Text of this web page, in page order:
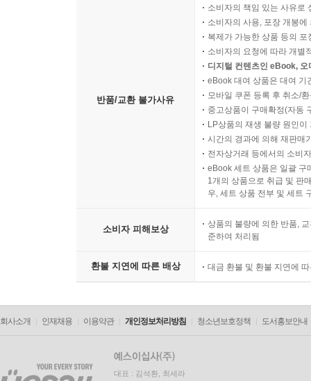
반품/교환 불가사유
소비자의 책임 있는 사유로
소비자의 사용, 포장 개봉
복제가 가능한 상품 등의
소비자의 요청에 따라 개별
디지털 컨텐츠인 eBook,
eBook 대여 상품은 대여 기
모바일 쿠폰 등록 후 취소/
중고상품이 구매확정(자동
LP상품의 재생 불량 원인
시간의 경과에 의해 재판매
전자상거래 등에서의 소비
eBook 세트 상품은 일괄 구
1개의 상품으로 취급 및 판
우, 세트 상품 전부 및 세트
소비자 피해보상
상품의 불량에 의한 반품,
준하여 처리됨
환불 지연에 따른 배상 대금 환불 및 환불 지연에
회사소개 인재채용 이용약관 개인정보처리방침 청소년보호정책 도서홍보안내
대표 : 김석환, 최세라